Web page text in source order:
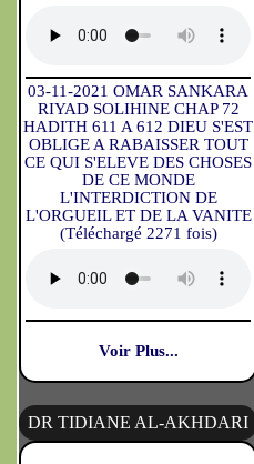
03-11-2021 OMAR SANKARA
RIYAD SOLIHINE CHAP 72
HADITH 611 A 612 DIEU S'EST
OBLIGE A RABAISSER TOUT
CE QUI S'ELEVE DES CHOSES
DE CE MONDE
L'INTERDICTION DE
L'ORGUEIL ET DE LA VANITE
(Téléchargé 2271 fois)
Voir Plus...
DR TIDIANE AL-AKHDARI